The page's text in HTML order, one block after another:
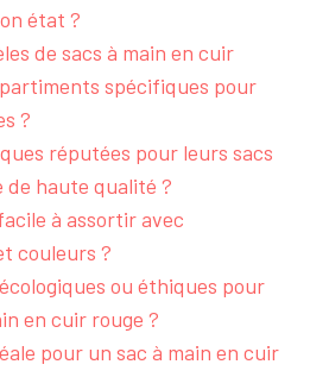
état ?
de sacs à main en cuir
spécifiques pour
?
réputées pour leurs sacs
de haute qualité ?
à assortir avec
couleurs ?
ou éthiques pour
en cuir rouge ?
pour un sac à main en cuir